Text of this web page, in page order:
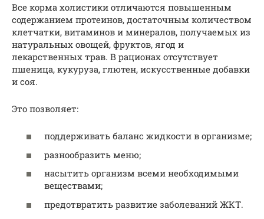
Все корма холистики отличаются повышенным
содержанием протеинов, достаточным количеством
клетчатки, витаминов и минералов, получаемых из
натуральных овощей, фруктов, ягод и
лекарственных трав. В рационах отсутствует
пшеница, кукуруза, глютен, искусственные добавки
и соя.
Это позволяет:
поддерживать баланс жидкости в организме;
разнообразить меню;
насытить организм всеми необходимыми
веществами;
предотвратить развитие заболеваний ЖКТ.